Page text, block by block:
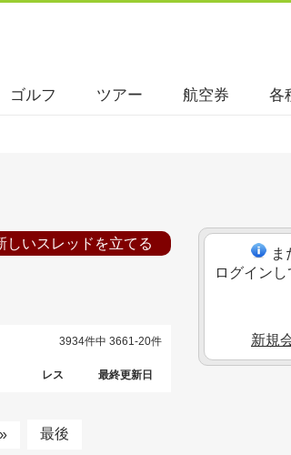
ゴルフ ツアー 航空券 各
しいスレッドを立てる
3934件中 3661-20件
レス 最終更新日
» 最後
ま
ログイン
新規